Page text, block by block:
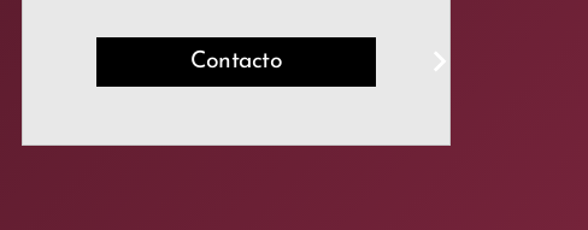
Contacto